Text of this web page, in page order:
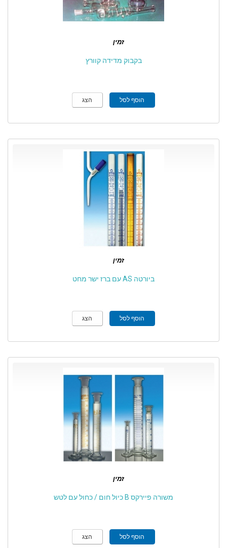
זמין
בקבוק מדידה קוורץ
הוסף לסל הצג
זמין
ביורטה AS עם ברז ישר מחט
הוסף לסל הצג
זמין
משורה פיירקס B כיול חום / כחול עם לטש
הוסף לסל הצג